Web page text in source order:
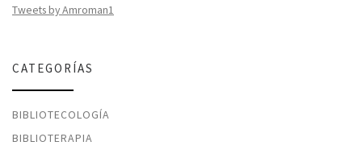
Tweets by Amroman1
CATEGORÍAS
BIBLIOTECOLOGÍA
BIBLIOTERAPIA